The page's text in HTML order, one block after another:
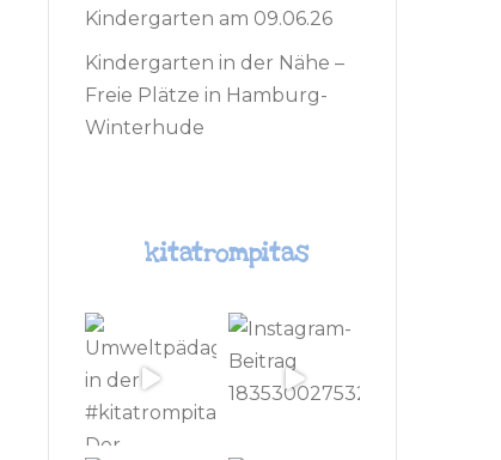
Kindergarten am 09.06.26
Kindergarten in der Nähe –
Freie Plätze in Hamburg-
Winterhude
kitatrompitas